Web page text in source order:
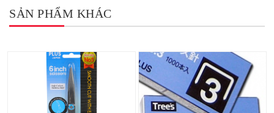
SẢN PHẨM KHÁC